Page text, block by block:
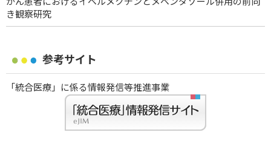
き観察研究
参考サイト
「統合医療」に係る情報発信等推進事業